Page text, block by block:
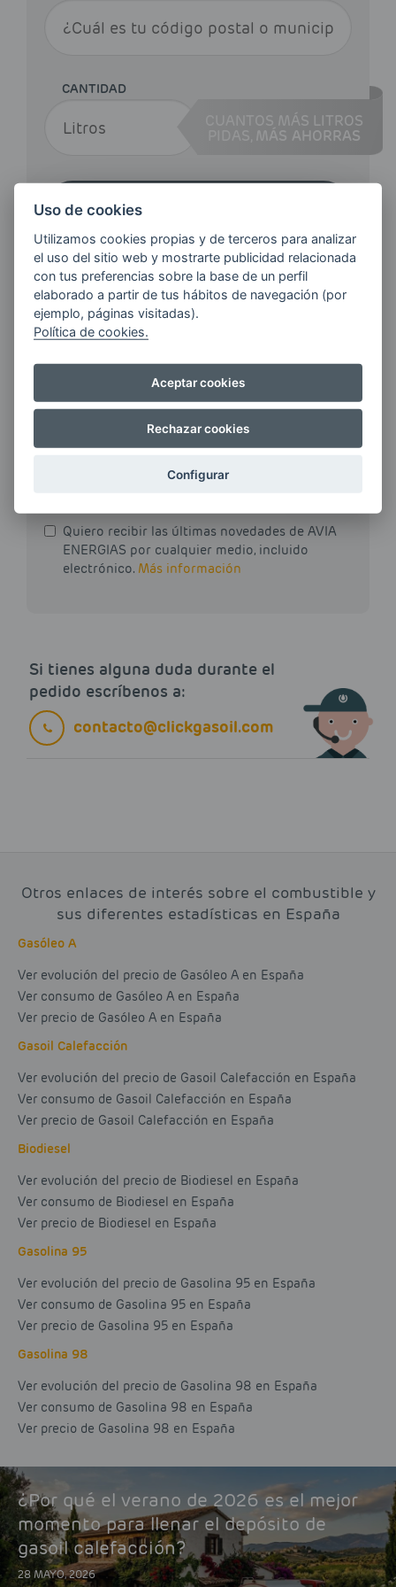
CANTIDAD
CUANTOS MÁS LITROS
MÁS AHORRAS
LAS
ÚLTIMAS NOVEDADES?
E-MAIL
Quiero recibir las últimas novedades de AVIA
ENERGIAS por cualquier medio, incluido
electrónico. Más información
Si tienes alguna duda durante el
pedido escríbenos a:
contacto@clickgasoil.com
Otros enlaces de interés sobre el combustible y
sus diferentes estadísticas en España
Gasóleo A
Ver evolución del precio de Gasóleo A en España
Ver consumo de Gasóleo A en España
Ver precio de Gasóleo A en España
Gasoil Calefacción
Ver evolución del precio de Gasoil Calefacción en España
Ver consumo de Gasoil Calefacción en España
Ver precio de Gasoil Calefacción en España
Biodiesel
Ver evolución del precio de Biodiesel en España
Ver consumo de Biodiesel en España
Ver precio de Biodiesel en España
Gasolina 95
Ver evolución del precio de Gasolina 95 en España
Ver consumo de Gasolina 95 en España
Ver precio de Gasolina 95 en España
Gasolina 98
Ver evolución del precio de Gasolina 98 en España
Ver consumo de Gasolina 98 en España
Ver precio de Gasolina 98 en España
¿Por qué el verano de 2026 es el mejor
momento para llenar el depósito de
gasoil calefacción?
28 MAYO, 2026
Uso de cookies
Utilizamos cookies propias y de terceros para analizar
el uso del sitio web y mostrarte publicidad relacionada
con tus preferencias sobre la base de un perfil
elaborado a partir de tus hábitos de navegación (por
ejemplo, páginas visitadas).
Política de cookies.
Aceptar cookies
Rechazar cookies
Configurar